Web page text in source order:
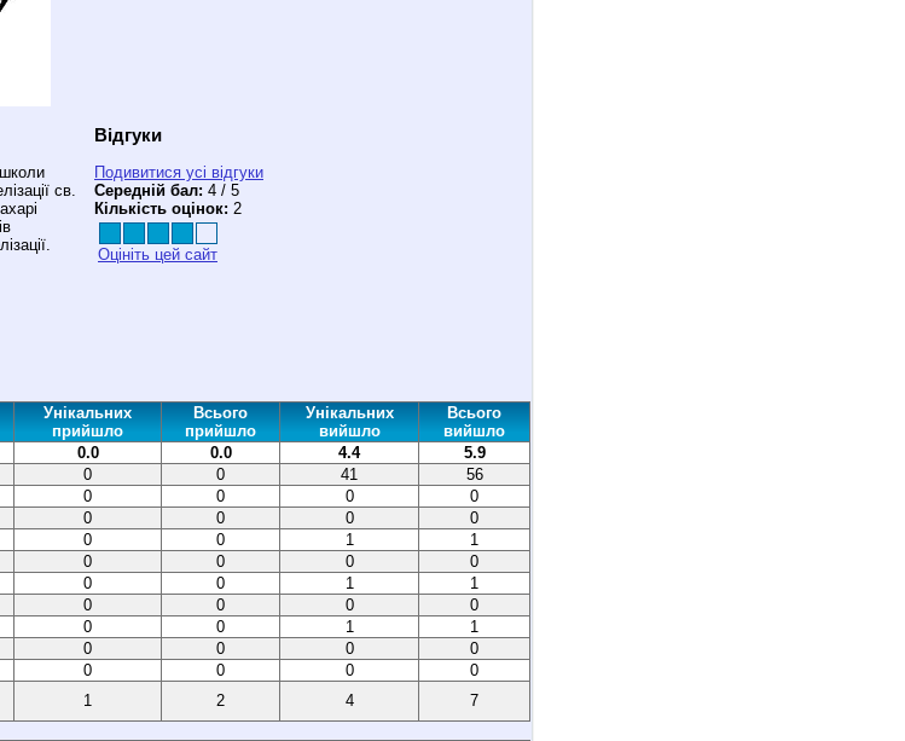
школи
св.
Відгуки
Подивитися усі відгуки
Середній бал: 4 / 5
Кількість оцінок: 2
Оцініть цей сайт
Унікальних
прийшло
Всього
прийшло
Унікальних
вийшло
Всього
вийшло
0.0 0.0 4.4
5.9
0 0 41
56
0 0 0
0
0 0 0
0
0 0 1
1
0 0 0
0
0 0 1
1
0 0 0
0
0 0 1
1
0 0 0
0
0 0 0
0
1 2 4 7